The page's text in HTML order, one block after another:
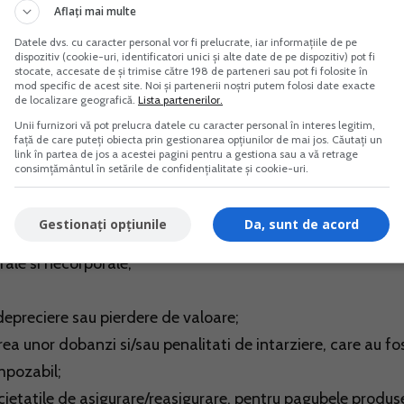
evenimente";
si la determinarea procentului de 70%, nu se iau
de executie;
si necorporale;
sau pierdere de valoare;
unor dobanzi si/sau penalitati de intarziere, care au
de asigurare/reasigurare, pentru pagubele
Aflați mai multe
Datele dvs. cu caracter personal vor fi prelucrate, iar informațiile de pe
dispozitiv (cookie-uri, identificatori unici și alte date de pe dispozitiv) pot fi
stocate, accesate de și trimise către 198 de parteneri sau pot fi folosite în
mod specific de acest site. Noi și partenerii noștri putem folosi date exacte
de localizare geografică. Lista partenerilor.
Unii furnizori vă pot prelucra datele cu caracter personal în interes legitim,
față de care puteți obiecta prin gestionarea opțiunilor de mai jos. Căutați un
link în partea de jos a acestei pagini pentru a gestiona sau a vă retrage
consimțământul în setările de confidențialitate și cookie-uri.
Da, sunt de acord
Gestionați opțiunile